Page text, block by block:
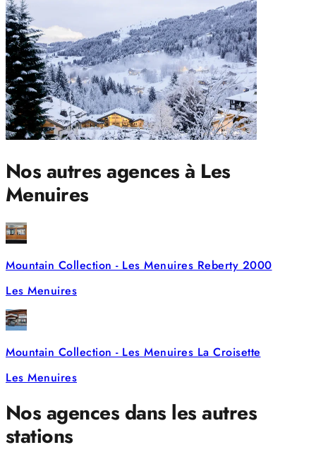
Nos autres agences à Les
Menuires
Mountain Collection - Les Menuires Reberty 2000
Les Menuires
Mountain Collection - Les Menuires La Croisette
Les Menuires
Nos agences dans les autres
stations